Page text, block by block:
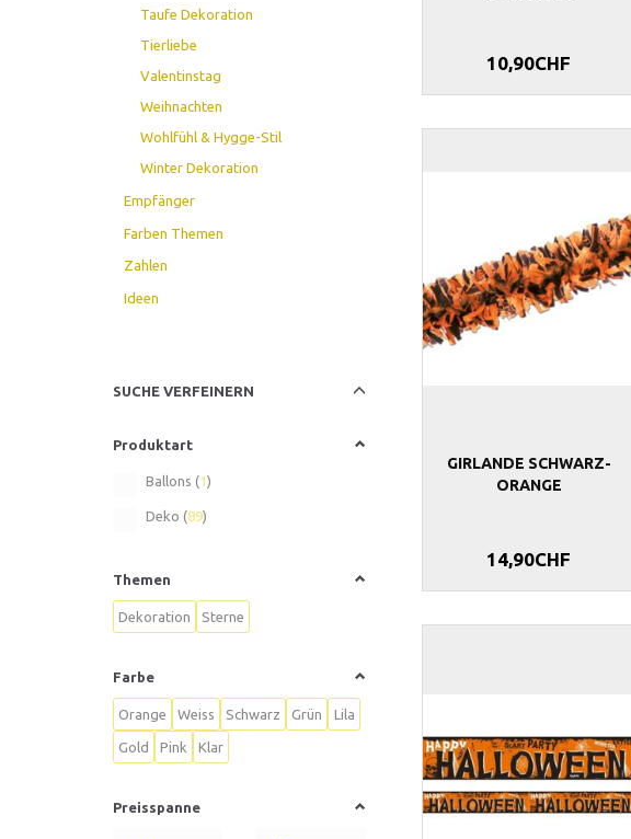
Taufe Dekoration
Tierliebe
Valentinstag
Weihnachten
Wohlfühl & Hygge-Stil
Winter Dekoration
Empfänger
Farben Themen
Zahlen
Ideen
SUCHE VERFEINERN
Produktart
Ballons (1)
Deko (89)
Themen
Dekoration Sterne
Farbe
Orange Weiss Schwarz Grün Lila
Gold Pink Klar
Preisspanne
10,90CHF
GIRLANDE SCHWARZ-
ORANGE
14,90CHF